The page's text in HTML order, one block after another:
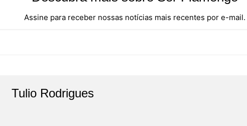
Assine para receber nossas notícias mais recentes por e-mail.
Tulio Rodrigues